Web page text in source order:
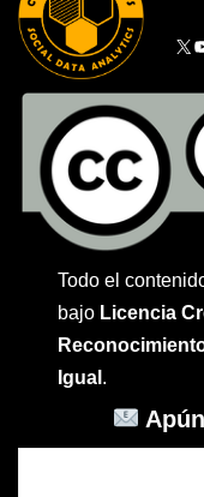
Todo el
bajo Licencia
Igual .